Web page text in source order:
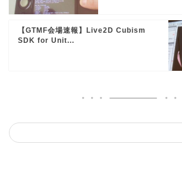
【GTMF会場速報】Live2D Cubism
SDK for Unit...